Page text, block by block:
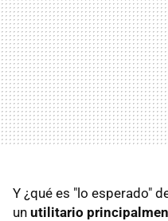
Y ¿qué es "lo esperado"
un utilitario